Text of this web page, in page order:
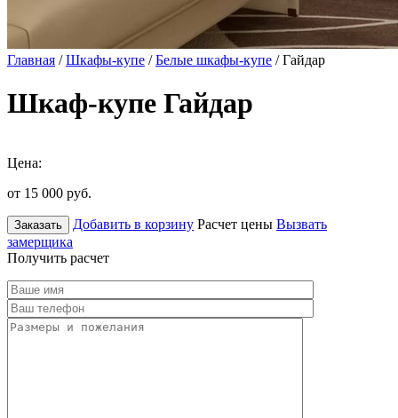
Главная /Шкафы-купе /Белые шкафы-купе / Гайдар
Шкаф-купе Гайдар
Цена:
от 15 000 руб.
Заказать Добавить в корзину Расчет цены Вызвать
замерщика
Получить расчет